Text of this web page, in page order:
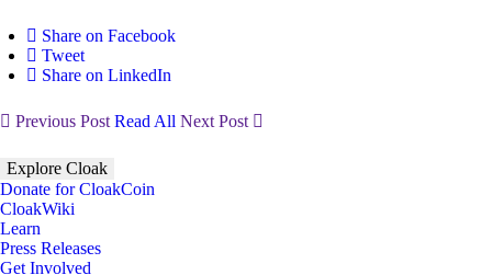
Share on Facebook
Tweet
Share on LinkedIn
Previous Post Read All Next Post
Explore Cloak
Donate for CloakCoin
CloakWiki
Learn
Press Releases
Get Involved